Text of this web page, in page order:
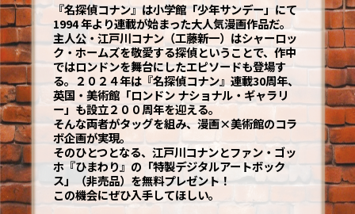
『名探偵コナン』は小学館「少年サンデー」にて
1994 年より連載が始まった大人気漫画作品だ。
主人公・江戸川コナン（工藤新一）はシャーロッ
ク・ホームズを敬愛する探偵ということで、作中
ではロンドンを舞台にしたエピソードも登場す
る。２０２４年は『名探偵コナン』連載30周年、
英国・美術館「ロンドン ナショナル・ギャラリ
ー」も設立２００周年を迎える。
そんな両者がタッグを組み、漫画×美術館のコラ
ボ企画が実現。
そのひとつとなる、江戸川コナンとファン・ゴッ
ホ『ひまわり』の「特製デジタルアートボック
ス」（非売品）を無料プレゼント！
この機会にぜひ入手してほしい。